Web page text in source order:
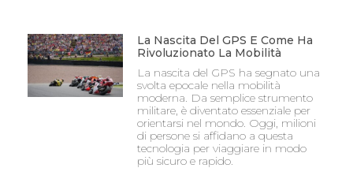
La Nascita Del GPS E Come Ha
Rivoluzionato La Mobilità
La nascita del GPS ha segnato una
svolta epocale nella mobilità
moderna. Da semplice strumento
militare, è diventato essenziale per
orientarsi nel mondo. Oggi, milioni
di persone si affidano a questa
tecnologia per viaggiare in modo
più sicuro e rapido.